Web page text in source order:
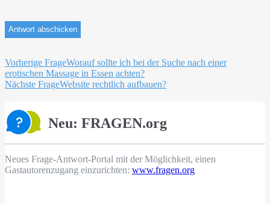
Beitragsnavigation
Vorherige FrageWorauf sollte ich bei der Suche nach einer
erotischen Massage in Essen achten?
Nächste FrageWebsite rechtlich aufbauen?
Neu: FRAGEN.org
Neues Frage-Antwort-Portal mit der Möglichkeit, einen
Gastautorenzugang einzurichten: www.fragen.org